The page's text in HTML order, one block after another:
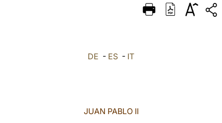
ITALIANO
DE - ES - IT
JUAN PABLO II